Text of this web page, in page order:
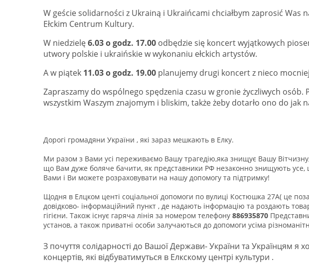
W geście solidarności z Ukrainą i Ukraińcami chciałbym zaprosić Was
Ełckim Centrum Kultury.
W niedzielę6.03 o godz. 17.00 odbędzie się koncert wyjątkowych
utwory polskie i ukraińskie w wykonaniu ełckich artystów.
A w piątek 11.03 o godz. 19.00 planujemy drugi koncert z nieco
Zapraszamy do wspólnego spędzenia czasu w gronie życzliwych osób.
wszystkim Waszym znajomym i bliskim, także żeby dotarło ono do jak
Дорогі громадяни України , які зараз мешкають в Елку.
Ми разом з Вами усі переживаємо Вашу трагедію,яка знищує Вашу
що Вам дуже боляче бачити, як представники РФ незаконно знищують
Вами і Ви можете розраховувати на нашу допомогу та підтримку!
Щодня в Елцком центі соціальної допомоги по вулиці Костюшка 27А( це
довідково- інформаційний пункт , де надають інформацію та роздають
гігієни. Також існує гаряча лінія за номером телефону 886935870
установ, а також приватні особи залучаються до допомоги усіма
З почуття солідарності до Вашої Держави- України та Українцям я
концертів, які відбуватимуться в Елкскому центрі культури .